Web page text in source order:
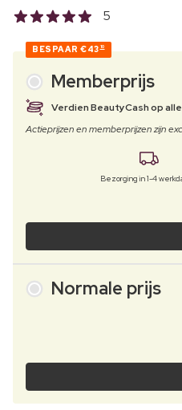
5
BESPAAR €43 10
Memberprijs
Verdien BeautyCash op
Actieprijzen en memberprijzen zijn
Bezorging in 1-4
Normale prijs